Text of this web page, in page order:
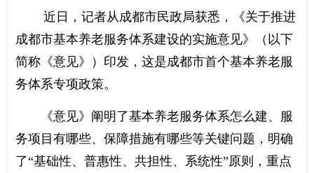
近日，记者从成都市民政局获悉，《关于推进
成都市基本养老服务体系建设的实施意见》（以下
简称《意见》）印发，这是成都市首个基本养老服
务体系专项政策。
《意见》阐明了基本养老服务体系怎么建、服
务项目有哪些、保障措施有哪些等关键问题，明确
了“基础性、普惠性、共担性、系统性”原则，重点